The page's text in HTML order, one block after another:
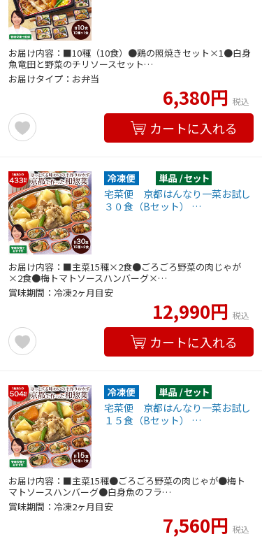
お届け内容：■10種（10食）●鶏の照焼きセット×1●白身
魚竜田と野菜のチリソースセット…
お届けタイプ：お弁当
6,380円 税込
カートに入れる
宅菜便 京都はんなり一菜お試し
３０食（Bセット） …
お届け内容：■主菜15種×2食●ごろごろ野菜の肉じゃが
×2食●梅トマトソースハンバーグ×…
賞味期間：冷凍2ヶ月目安
12,990円 税込
カートに入れる
宅菜便 京都はんなり一菜お試し
１５食（Bセット） …
お届け内容：■主菜15種●ごろごろ野菜の肉じゃが●梅ト
マトソースハンバーグ●白身魚のフラ…
賞味期間：冷凍2ヶ月目安
7,560円 税込